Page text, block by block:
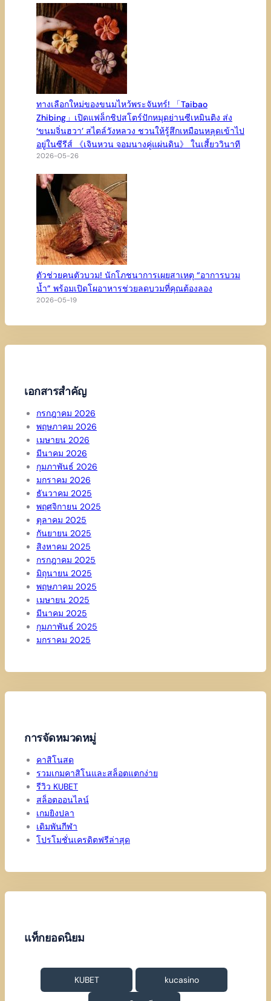
ทางเลือกใหม่ของขนมไหว้พระจันทร์! 「Taibao
Zhibing」เปิดแฟล็กชิปสโตร์ปักหมุดย่านซีเหมินติง ส่ง
‘ขนมจิ่นฮวา’ สไตล์วังหลวง ชวนให้รู้สึกเหมือนหลุดเข้าไป
อยู่ในซีรีส์ 《เจินหวน จอมนางคู่แผ่นดิน》 ในเสี้ยววินาที
2026-05-26
ตัวช่วยคนตัวบวม! นักโภชนาการเผยสาเหตุ “อาการบวม
น้ำ” พร้อมเปิดโผอาหารช่วยลดบวมที่คุณต้องลอง
2026-05-19
เอกสารสำคัญ
กรกฎาคม 2026
พฤษภาคม 2026
เมษายน 2026
มีนาคม 2026
กุมภาพันธ์ 2026
มกราคม 2026
ธันวาคม 2025
พฤศจิกายน 2025
ตุลาคม 2025
กันยายน 2025
สิงหาคม 2025
กรกฎาคม 2025
มิถุนายน 2025
พฤษภาคม 2025
เมษายน 2025
มีนาคม 2025
กุมภาพันธ์ 2025
มกราคม 2025
การจัดหมวดหมู่
คาสิโนสด
รวมเกมคาสิโนและสล็อตแตกง่าย
รีวิว KUBET
สล็อตออนไลน์
เกมยิงปลา
เดิมพันกีฬา
โปรโมชั่นเครดิตฟรีล่าสุด
แท็กยอดนิยม
KUBET kucasino